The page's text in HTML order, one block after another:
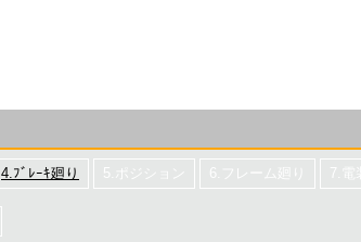
4.ﾌﾞﾚｰｷ廻り 5.ポジション 6.フレーム廻り 7.電